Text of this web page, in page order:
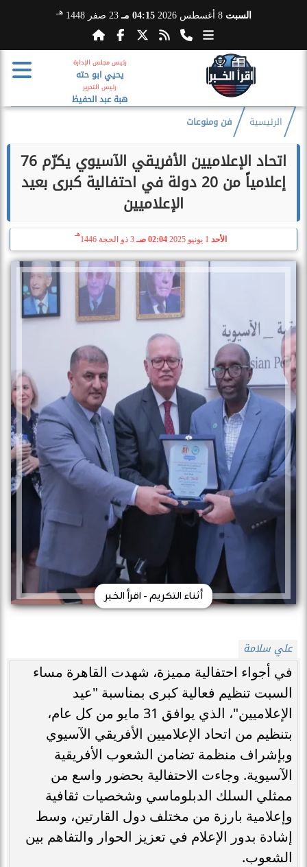
السبت 8 أغسطس 2026 04:15 مـ 23 صفر 1448 هـ
رئيس مجلس الإدارة
يحيي ابو حته
رئيس التحرير
هبة عبد الحفيظ
الرئيسية فن ومنوعات
اتحاد الإعلاميين الأفريقي الآسيوي يكرّم 76
إعلامياً من 20 دولة في احتفالية كبرى بعيد
الإعلاميين
الأحد 02:04 صـ 3 ذو الحجة 1446
هـ
أثناء التكريم - اقرأ الخبر
علي سلامة
في أجواء احتفالية مميزة، شهدت القاهرة مساء
السبت تنظيم فعالية كبرى بمناسبة "عيد
الإعلاميين"، الذي يوافق 31 مايو من كل عام،
بتنظيم من اتحاد الإعلاميين الأفريقي الآسيوي
وبإشراف منظمة تضامن الشعوب الأفريقية
الآسيوية. وجاءت الاحتفالية بحضور واسع من
ممثلي السلك الدبلوماسي وشخصيات ثقافية
وإعلامية بارزة من مختلف دول القارتين، وسط
إشادة بدور الإعلام في تعزيز الحوار والتفاهم بين
الشعوب.